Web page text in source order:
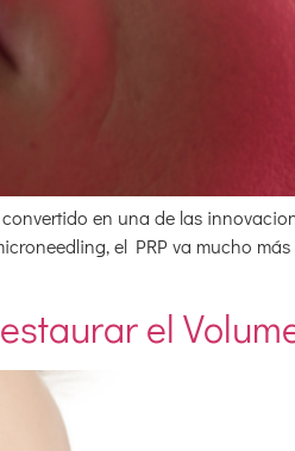
en una de las
el PRP va mucho
el